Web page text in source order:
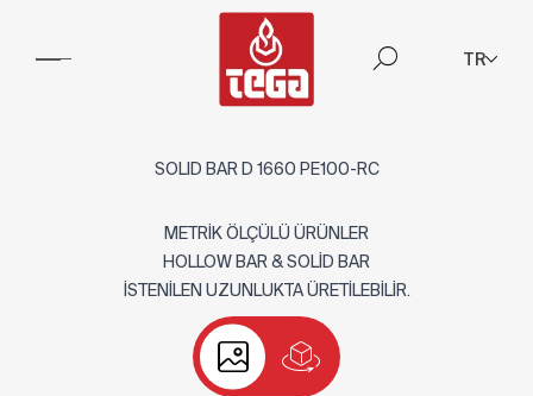
TR
SOLID BAR D 1660 PE100-RC
METRİK ÖLÇÜLÜ ÜRÜNLER
HOLLOW BAR & SOLİD BAR
İSTENİLEN UZUNLUKTA ÜRETİLEBİLİR.